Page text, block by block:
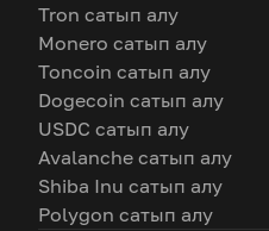
Tron сатып алу
Monero сатып алу
Toncoin сатып алу
Dogecoin сатып алу
USDC сатып алу
Avalanche сатып алу
Shiba Inu сатып алу
Polygon сатып алу